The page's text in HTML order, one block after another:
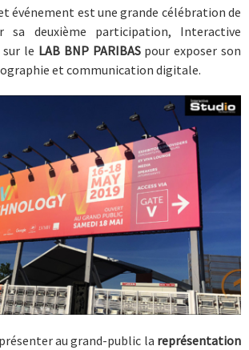
événement est unegrande célébration de
sa deuxième participation, Interactive
le LAB BNP PARIBASpour exposer son
et communication digitale.
au grand-public la représentation